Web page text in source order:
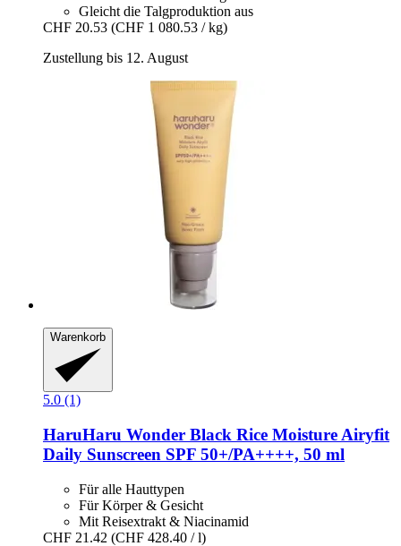
Gleicht die Talgproduktion aus
CHF 20.53 (CHF 1 080.53 / kg)
Zustellung bis 12. August
Warenkorb
5.0 (1)
HaruHaru Wonder Black Rice Moisture Airyfit
Daily Sunscreen SPF 50+/PA++++, 50 ml
Für alle Hauttypen
Für Körper & Gesicht
Mit Reisextrakt & Niacinamid
CHF 21.42 (CHF 428.40 / l)